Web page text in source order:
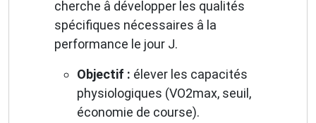
cherche â développer les qualités
spécifiques nécessaires â la
performance le jour J.
Objectif : élever les capacités
physiologiques (VO2max, seuil,
économie de course).